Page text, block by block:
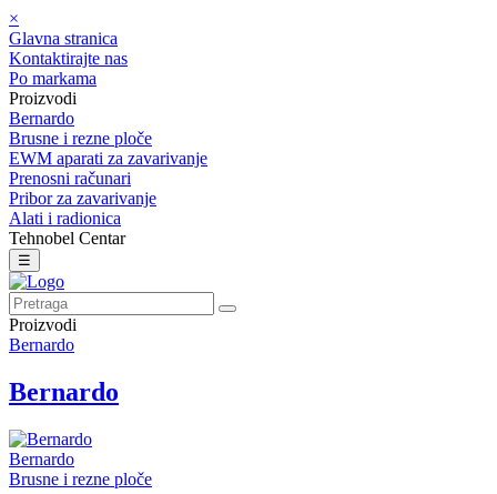
×
Glavna stranica
Kontaktirajte nas
Po markama
Proizvodi
Bernardo
Brusne i rezne ploče
EWM aparati za zavarivanje
Prenosni računari
Pribor za zavarivanje
Alati i radionica
Tehnobel Centar
☰
Proizvodi
Bernardo
Bernardo
Bernardo
Brusne i rezne ploče